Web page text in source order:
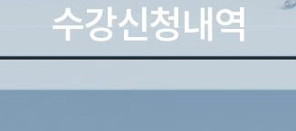
수강신청내역